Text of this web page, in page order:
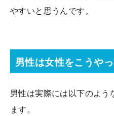
やすいと思うんです。
男性は女性をこうや
男性は実際には以下のよう
ます。